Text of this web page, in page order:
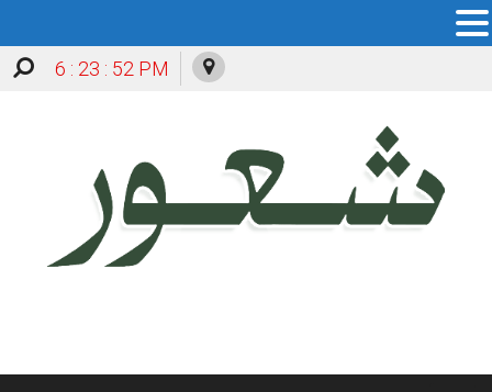
6 : 23 : 53 PM